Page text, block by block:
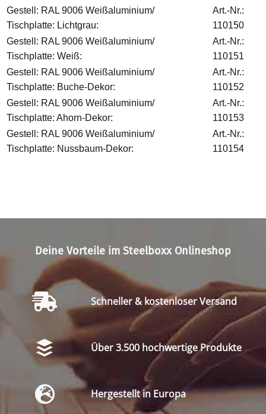
Gestell: RAL 9006 Weißaluminium/
Tischplatte: Lichtgrau:
Art.-Nr.:
110150
Gestell: RAL 9006 Weißaluminium/
Tischplatte: Weiß:
Art.-Nr.:
110151
Gestell: RAL 9006 Weißaluminium/
Tischplatte: Buche-Dekor:
Art.-Nr.:
110152
Gestell: RAL 9006 Weißaluminium/
Tischplatte: Ahorn-Dekor:
Art.-Nr.:
110153
Gestell: RAL 9006 Weißaluminium/
Tischplatte: Nussbaum-Dekor:
Art.-Nr.:
110154
Deine Vorteile im Steelboxx Onlineshop
Schneller & kostenloser Versand
Über 3.500 hochwertige Produkte
Hergestellt in Europa